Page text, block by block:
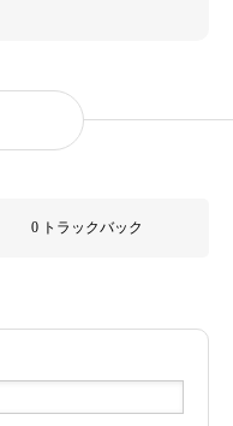
0 トラックバック